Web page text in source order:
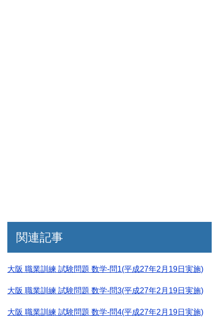
関連記事
大阪 職業訓練 試験問題 数学-問1(平成27年2月19日実施)
大阪 職業訓練 試験問題 数学-問3(平成27年2月19日実施)
大阪 職業訓練 試験問題 数学-問4(平成27年2月19日実施)